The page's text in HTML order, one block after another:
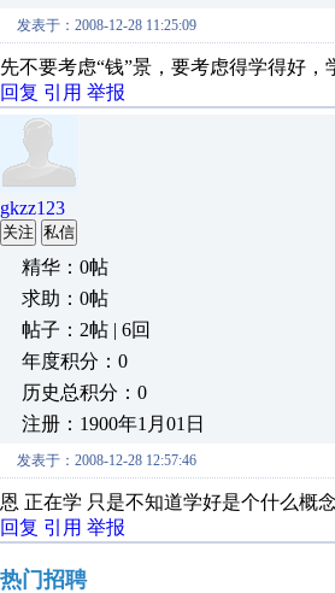
发表于：2008-12-28 11:25:09
先不要考虑“钱”景，要考虑得学得好
回复 引用 举报
gkzz123
关注 私信
精华：0帖
求助：0帖
帖子：2帖 | 6回
年度积分：0
历史总积分：0
注册：1900年1月01日
发表于：2008-12-28 12:57:46
恩 正在学 只是不知道学好是个什么概
回复 引用 举报
热门招聘